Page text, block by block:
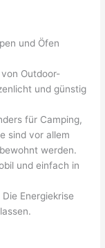
und Öfen
Outdoor-
und günstig
für Camping,
sind vor allem
werden.
und einfach in
Energiekrise